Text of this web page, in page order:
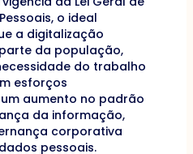
o ideal
a digitalização
da população,
do trabalho
esforços
aumento no padrão
da informação,
corporativa
pessoais.